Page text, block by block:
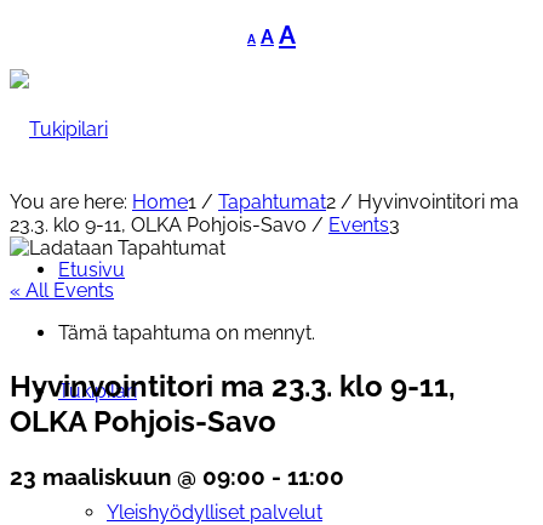
A
Decrease
font
A Reset
font
AIncrease
Etusivu
Tukipilari
Yleishyödylliset palvelut
You are here: Home1 / Tapahtumat2 / Hyvinvointitori ma
23.3. klo 9-11, OLKA Pohjois-Savo / Events3
« All Events
Tämä tapahtuma on mennyt.
Hyvinvointitori ma 23.3. klo 9-11,
OLKA Pohjois-Savo
23 maaliskuun @ 09:00 - 11:00